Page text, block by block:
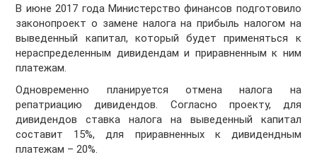
В июне 2017 года Министерство финансов подготовило
законопроект о замене налога на прибыль налогом на
выведенный капитал, который будет применяться к
нераспределенным дивидендам и приравненным к ним
платежам.
Одновременно планируется отмена налога на
репатриацию дивидендов. Согласно проекту, для
дивидендов ставка налога на выведенный капитал
составит 15%, для приравненных к дивидендным
платежам – 20%.